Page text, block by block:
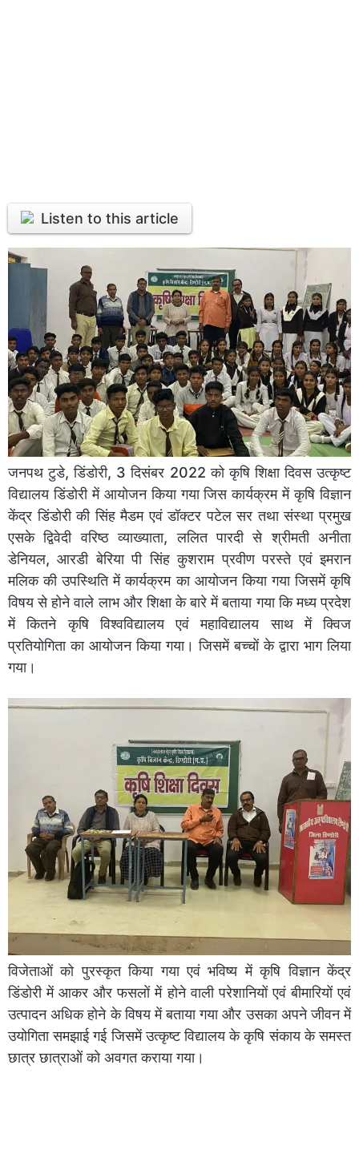
Listen to this article
जनपथ टुडे, डिंडोरी, 3 दिसंबर 2022 को कृषि शिक्षा दिवस उत्कृष्ट
विद्यालय डिंडोरी में आयोजन किया गया जिस कार्यक्रम में कृषि विज्ञान
केंद्र डिंडोरी की सिंह मैडम एवं डॉक्टर पटेल सर तथा संस्था प्रमुख
एसके द्विवेदी वरिष्ठ व्याख्याता, ललित पारदी से श्रीमती अनीता
डेनियल, आरडी बेरिया पी सिंह कुशराम प्रवीण परस्ते एवं इमरान
मलिक की उपस्थिति में कार्यक्रम का आयोजन किया गया जिसमें कृषि
विषय से होने वाले लाभ और शिक्षा के बारे में बताया गया कि मध्य प्रदेश
में कितने कृषि विश्वविद्यालय एवं महाविद्यालय साथ में क्विज
प्रतियोगिता का आयोजन किया गया। जिसमें बच्चों के द्वारा भाग लिया
गया।
विजेताओं को पुरस्कृत किया गया एवं भविष्य में कृषि विज्ञान केंद्र
डिंडोरी में आकर और फसलों में होने वाली परेशानियों एवं बीमारियों एवं
उत्पादन अधिक होने के विषय में बताया गया और उसका अपने जीवन में
उयोगिता समझाई गई जिसमें उत्कृष्ट विद्यालय के कृषि संकाय के समस्त
छात्र छात्राओं को अवगत कराया गया।